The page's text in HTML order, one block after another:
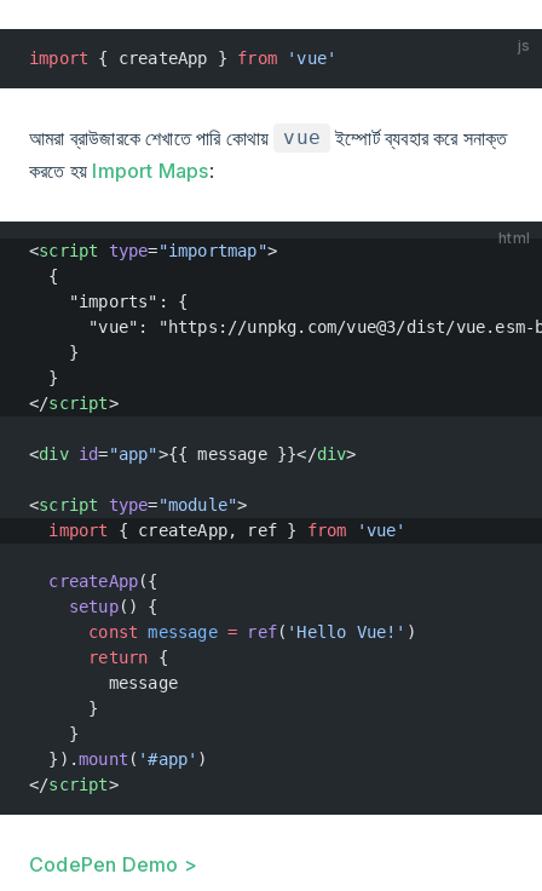
js
import { createApp } from 'vue'
আমরা ব্রাউজারকে শেখাতে পারি কোথায় vue
ইম্পোর্ট ব্যবহার করে সনাক্ত
করতে হয় Import Maps:
html
<script type="importmap">
  {
    "imports": {
"vue": "https://unpkg.com/vue@3/dist/vue.esm-
    }
  }
</script>
<div id="app">{{ message }}</div>
<script type="module">
  import
{ createApp, ref } from 'vue'
  createApp
({
    setup
() {
      const
message = ref( 'Hello Vue!' )
      return
{
        message
      }
    }
  }).
mount ( '#app' )
</script>
CodePen Demo >